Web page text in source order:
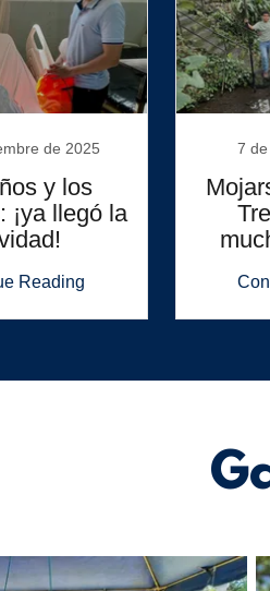
de 2025
y los
¡ya llegó la
Reading
7